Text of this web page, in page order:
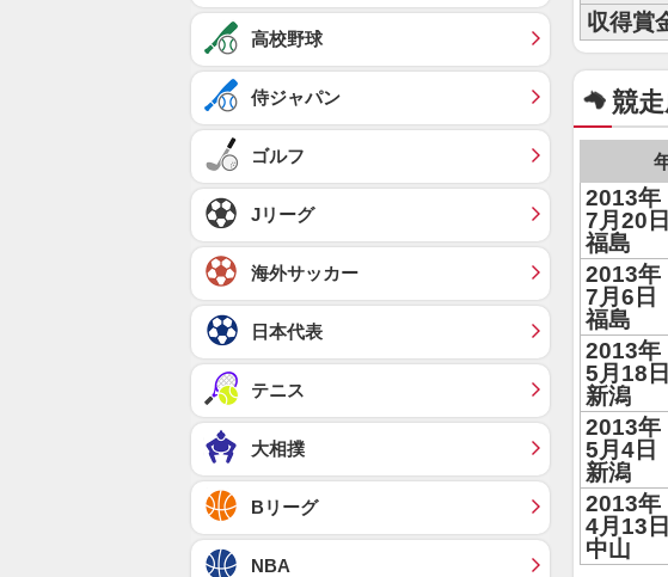
収得賞
競
2013年
7月20日
福島
2013年
7月6日
福島
2013年
5月18日
新潟
2013年
5月4日
新潟
2013年
4月13日
中山
高校野球
侍ジャパン
ゴルフ
Jリーグ
海外サッカー
日本代表
テニス
大相撲
Bリーグ
NBA